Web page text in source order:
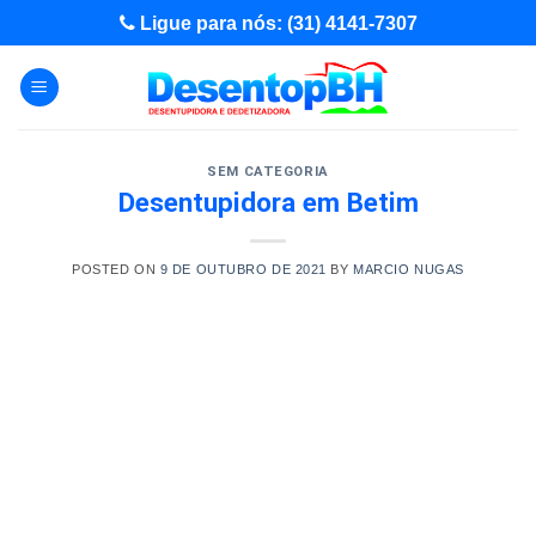
to
content
Ligue para nós: (31) 4141-7307
SEM CATEGORIA
Desentupidora em Betim
POSTED ON 9 DE OUTUBRO DE 2021 BY MARCIO NUGAS